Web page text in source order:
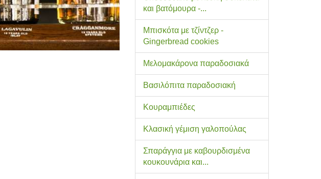
και βατόμουρα -...
Μπισκότα με τζίντζερ -
Gingerbread cookies
Μελομακάρονα παραδοσιακά
Βασιλόπιτα παραδοσιακή
Κουραμπιέδες
Κλασική γέμιση γαλοπούλας
Σπαράγγια με καβουρδισμένα
κουκουνάρια και...